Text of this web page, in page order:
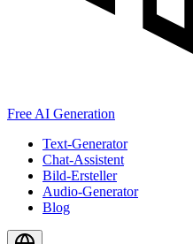
Free AI Generation
Text-Generator
Chat-Assistent
Bild-Ersteller
Audio-Generator
Blog